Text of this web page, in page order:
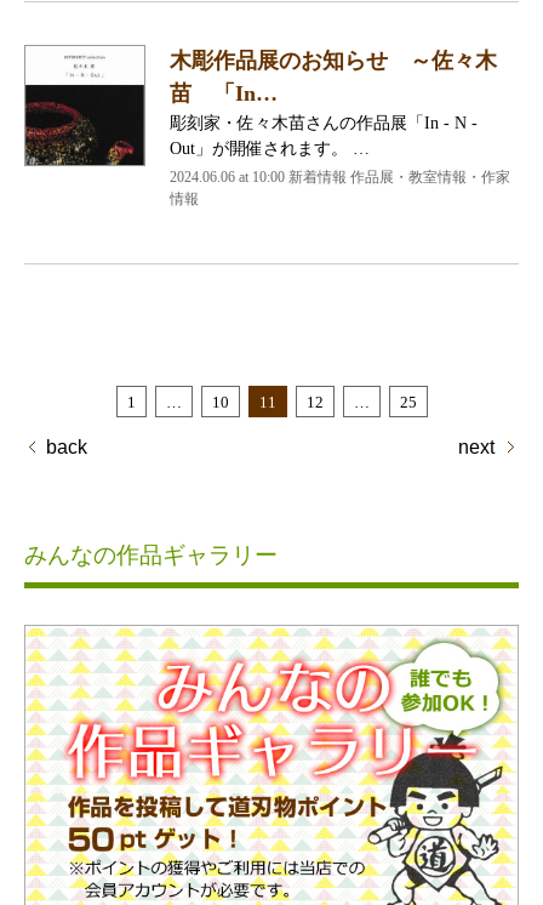
木彫作品展のお知らせ ～佐々木
苗 「In…
彫刻家・佐々木苗さんの作品展「In - N -
Out」が開催されます。 …
2024.06.06 at 10:00 新着情報 作品展・教室情報・作家
情報
back
1 10 11 12 25
next
みんなの作品ギャラリー